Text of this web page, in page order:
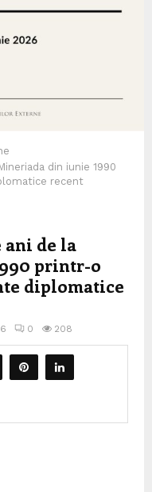
din iunie 1990
recent
ani de la
printr-o
diplomatice
0 208